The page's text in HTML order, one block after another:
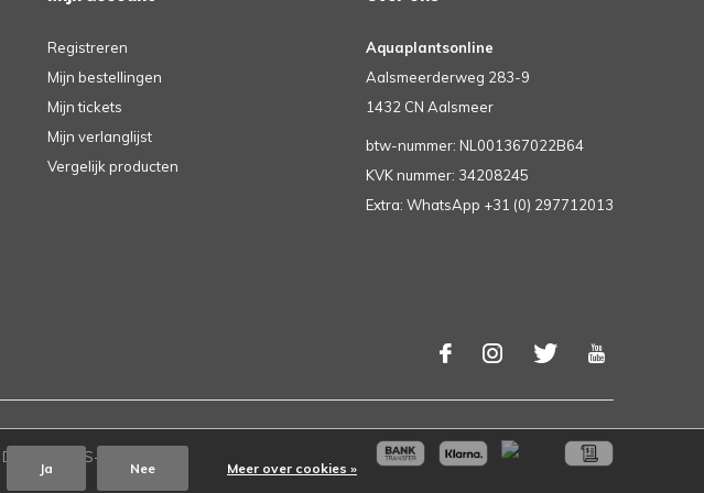
Registreren
Mijn bestellingen
Mijn tickets
Mijn verlanglijst
Vergelijk producten
Aquaplantsonline
Aalsmeerderweg 283-9
1432 CN Aalsmeer
btw-nummer: NL001367022B64
KVK nummer: 34208245
Extra: WhatsApp +31 (0) 297712013
DMWS RSS-feed
Ja Nee Meer over cookies »